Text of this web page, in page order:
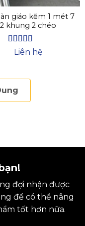
giáo kẽm 1 mét 7
2 khung 2 chéo
Được xếp
5
Liên hệ
đợi nhận được
để có thể nâng
tốt hơn nữa.